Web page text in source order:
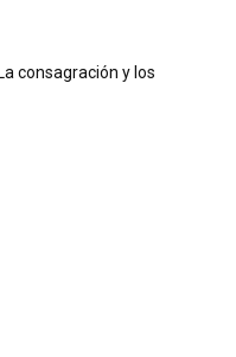
las
consagración y los